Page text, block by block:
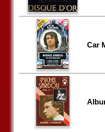
Car